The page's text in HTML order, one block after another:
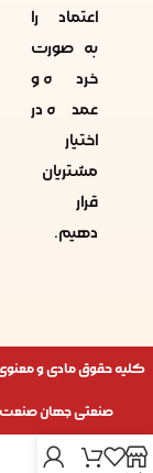
اعتماد را
به صورت
خرده و
عمده در
اختیار
مشتریان
قرار
دهیم.
کلیه حقوق مادی و
صنعتی جهان صنعت